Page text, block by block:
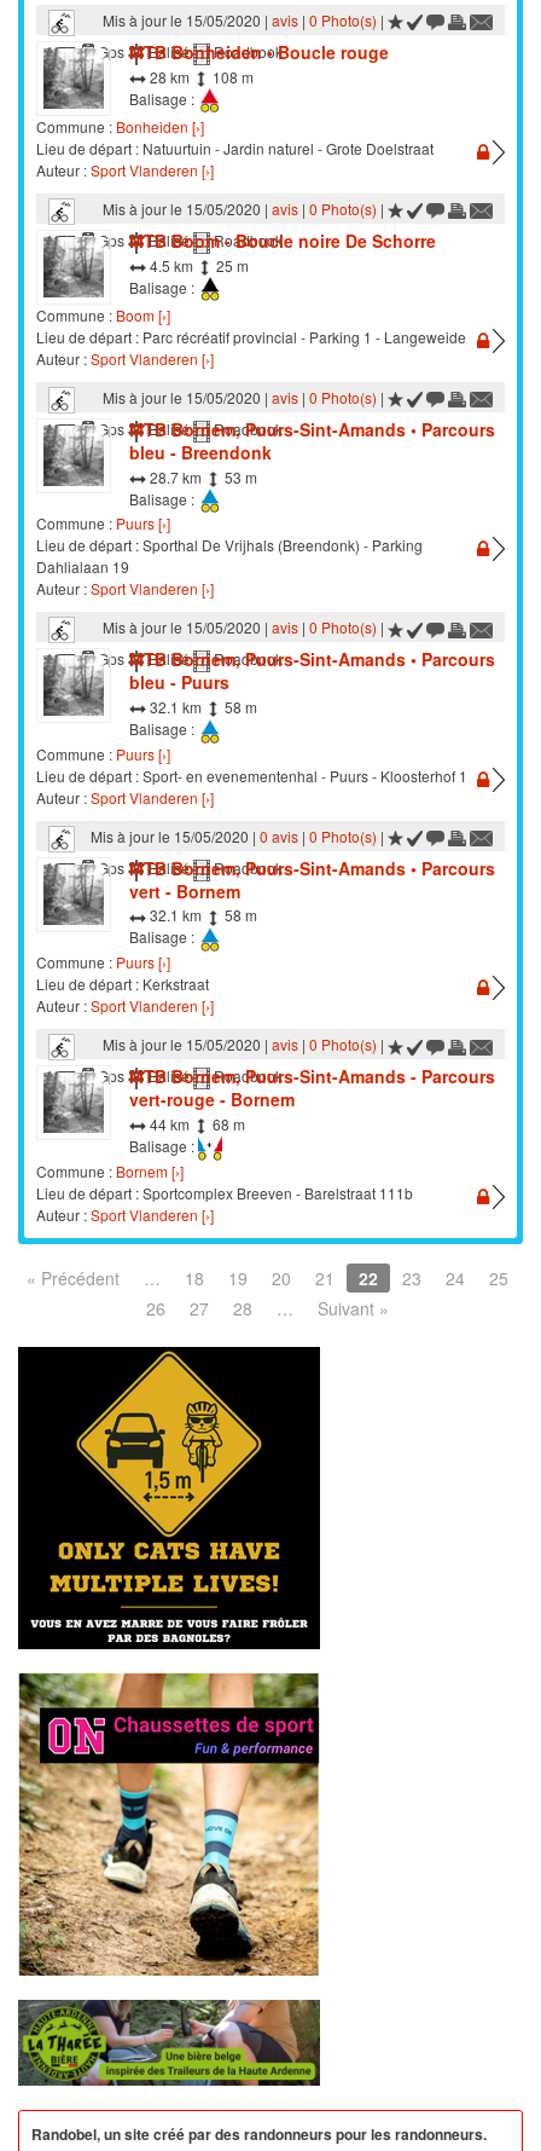
Mis à jour le 15/05/2020 | avis| 0 Photo(s) |
VTT
Gps Balisé Roadbook
MTB Bonheiden • Boucle rouge
28 km
108 m
Balisage :
Commune : Bonheiden [›]
Lieu de départ : Natuurtuin - Jardin naturel - Grote Doelstraat
Auteur :Sport Vlanderen [›]
Mis à jour le 15/05/2020 | avis| 0 Photo(s) |
VTT
Gps Balisé Roadbook
MTB Boom - Boucle noire De Schorre
4.5 km
25 m
Balisage :
Commune : Boom [›]
Lieu de départ : Parc récréatif provincial - Parking 1 - Langeweide
Auteur :Sport Vlanderen [›]
Mis à jour le 15/05/2020 | avis| 0 Photo(s) |
VTT
Gps Balisé Roadbook
MTB Bornem, Puurs-Sint-Amands • Parcours
bleu - Breendonk
28.7 km
53 m
Balisage :
Commune : Puurs [›]
Lieu de départ : Sporthal De Vrijhals (Breendonk) - Parking
Dahlialaan 19
Auteur :Sport Vlanderen [›]
Mis à jour le 15/05/2020 | avis| 0 Photo(s) |
VTT
Gps Balisé Roadbook
MTB Bornem, Puurs-Sint-Amands • Parcours
bleu - Puurs
32.1 km
58 m
Balisage :
Commune : Puurs [›]
Lieu de départ : Sport- en evenementenhal - Puurs - Kloosterhof 1
Auteur :Sport Vlanderen [›]
Mis à jour le 15/05/2020 | 0 avis| 0 Photo(s) |
VTT
Gps Balisé Roadbook
MTB Bornem, Puurs-Sint-Amands • Parcours
vert - Bornem
32.1 km
58 m
Balisage :
Commune : Puurs [›]
Lieu de départ : Kerkstraat
Auteur :Sport Vlanderen [›]
Mis à jour le 15/05/2020 | avis| 0 Photo(s) |
VTT
Gps Balisé Roadbook
MTB Bornem, Puurs-Sint-Amands - Parcours
vert-rouge - Bornem
44 km
68 m
Balisage :
Commune : Bornem [›]
Lieu de départ : Sportcomplex Breeven - Barelstraat 111b
Auteur :Sport Vlanderen [›]
« Précédent … 18 19 20 21 22 23 24
25
26
27 28 … Suivant »
Randobel, un site créé par des randonneurs pour les randonneurs.